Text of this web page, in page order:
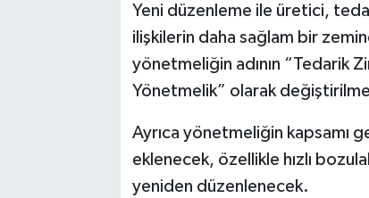
Yeni düzenleme ile üretici,
ilişkilerin daha sağlam bir
yönetmeliğin adının “Tedarik
Yönetmelik” olarak
Ayrıca yönetmeliğin kapsamı
eklenecek, özellikle hızlı
yeniden düzenlenecek.